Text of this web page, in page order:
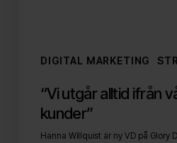
DIGITAL MARKETING
“Vi utgår alltid ifrån
kunder”
Hanna Willquist är ny VD på Glory